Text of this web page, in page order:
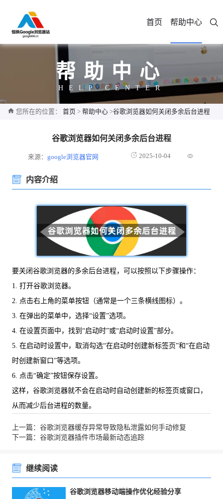
首页 帮助中心
帮助中心
HELP CENTER
您所在的位置： 首页 > 帮助中心 >谷歌浏览器如何关闭多余后台进程
谷歌浏览器如何关闭多余后台进程
来源：google浏览器官网 2025-10-04
内容介绍
要关闭谷歌浏览器的多余后台进程，可以按照以下步骤操作：
1. 打开谷歌浏览器。
2. 点击右上角的菜单按钮（通常是一个三条横线图标）。
3. 在弹出的菜单中，选择“设置”选项。
4. 在设置页面中，找到“启动时”或“启动时设置”部分。
5. 在启动时设置中，取消勾选“在启动时创建新标签页”和“在启动
时创建新窗口”等选项。
6. 点击“确定”按钮保存设置。
这样，谷歌浏览器就不会在启动时自动创建新的标签页或窗口，
从而减少后台进程的数量。
上一篇：谷歌浏览器缓存异常导致隐私泄露如何手动修复
下一篇：谷歌浏览器插件市场最新动态追踪
继续阅读
谷歌浏览器移动端操作优化经验分享